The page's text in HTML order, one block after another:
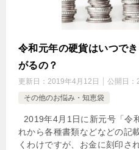
令和元年の硬貨はいつで
がるの？
更新日： 2019年4月12日 公開日：
その他のお悩み・知恵袋
2019年4月1日に新元号「令
れから各種書類などなどの記
くわけですが、お金に刻印さ